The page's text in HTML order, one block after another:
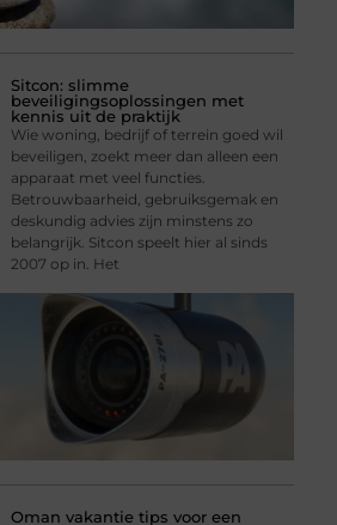
Sitcon: slimme
beveiligingsoplossingen met
kennis uit de praktijk
Wie woning, bedrijf of terrein goed wil
beveiligen, zoekt meer dan alleen een
apparaat met veel functies.
Betrouwbaarheid, gebruiksgemak en
deskundig advies zijn minstens zo
belangrijk. Sitcon speelt hier al sinds
2007 op in. Het
Oman vakantie tips voor een